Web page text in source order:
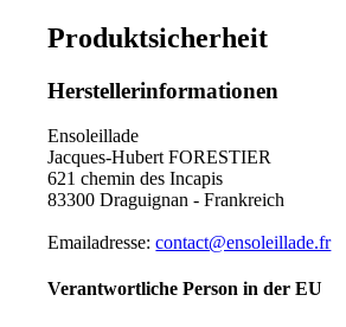
Produktsicherheit
Herstellerinformationen
Ensoleillade
Jacques-Hubert FORESTIER
621 chemin des Incapis
83300 Draguignan - Frankreich
Emailadresse:contact@ensoleillade.fr
Verantwortliche Person in der EU